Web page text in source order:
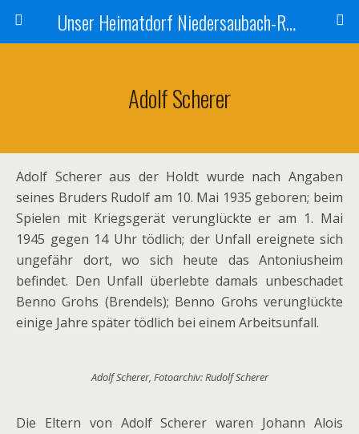
Unser Heimatdorf Niedersaubach-Rümmelbach
Adolf Scherer
Adolf Scherer aus der Holdt wurde nach Angaben
seines Bruders Rudolf am 10. Mai 1935 geboren; beim
Spielen mit Kriegsgerät verunglückte er am 1. Mai
1945 gegen 14 Uhr tödlich; der Unfall ereignete sich
ungefähr dort, wo sich heute das Antoniusheim
befindet. Den Unfall überlebte damals unbeschadet
Benno Grohs (Brendels); Benno Grohs verunglückte
einige Jahre später tödlich bei einem Arbeitsunfall.
Adolf Scherer, Fotoarchiv: Rudolf Scherer
Die Eltern von Adolf Scherer waren Johann Alois